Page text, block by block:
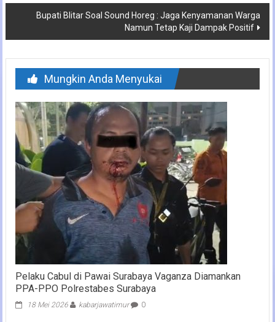
Bupati Blitar Soal Sound Horeg : Jaga Kenyamanan Warga
Namun Tetap Kaji Dampak Positif
Mungkin Anda Menyukai
Pelaku Cabul di Pawai Surabaya Vaganza Diamankan
PPA-PPO Polrestabes Surabaya
18 Mei 2026 kabarjawatimur 0